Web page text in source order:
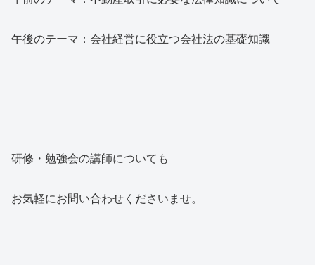
午後のテーマ：会社経営に役立つ会社法の基礎知識
研修・勉強会の講師についても
お気軽にお問い合わせくださいませ。